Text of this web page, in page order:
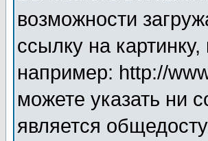
возможности
ссылку на
например: http://
можете указать ни
является